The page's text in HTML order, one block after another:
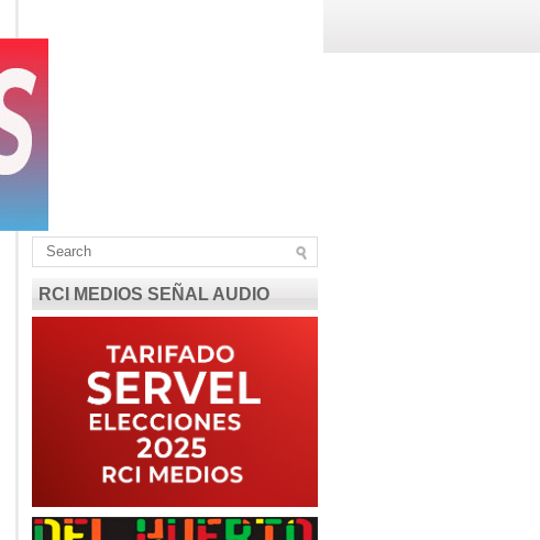
RCI MEDIOS SEÑAL AUDIO